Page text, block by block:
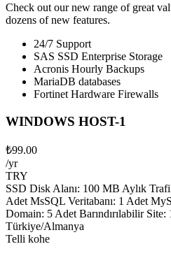
Check out our new range of great
dozens of new features.
24/7 Support
SAS SSD Enterprise Storage
Acronis Hourly Backups
MariaDB databases
Fortinet Hardware Firewalls
WINDOWS HOST-1
₺99.00
/yr
TRY
SSD Disk Alanı: 100 MB Aylık
Adet MsSQL Veritabanı: 1 Adet
Domain: 5 Adet Barındırılabilir
Türkiye/Almanya
Telli kohe